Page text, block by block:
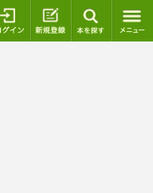
ログイン 新規登録